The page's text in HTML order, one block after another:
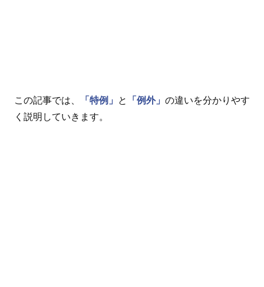
この記事では、 「特例」 と 「例外」 の違いを分かりやす
く説明していきます。